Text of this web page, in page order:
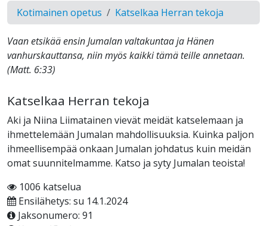
Kotimainen opetus Katselkaa Herran tekoja
Vaan etsikää ensin Jumalan valtakuntaa ja Hänen
vanhurskauttansa, niin myös kaikki tämä teille annetaan.
‭‭(Matt. 6‬:‭33‬)
Katselkaa Herran tekoja
Aki ja Niina Liimatainen vievät meidät katselemaan ja
ihmettelemään Jumalan mahdollisuuksia. Kuinka paljon
ihmeellisempää onkaan Jumalan johdatus kuin meidän
omat suunnitelmamme. Katso ja syty Jumalan teoista!
1006 katselua
Ensilähetys: su 14.1.2024
Jaksonumero: 91